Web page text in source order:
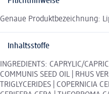
Genaue Produktbezeichnung:
Inhaltsstoffe
INGREDIENTS: CAPRYLIC/
COMMUNIS SEED OIL | RHUS
TRIGLYCERIDES | COPERNICIA